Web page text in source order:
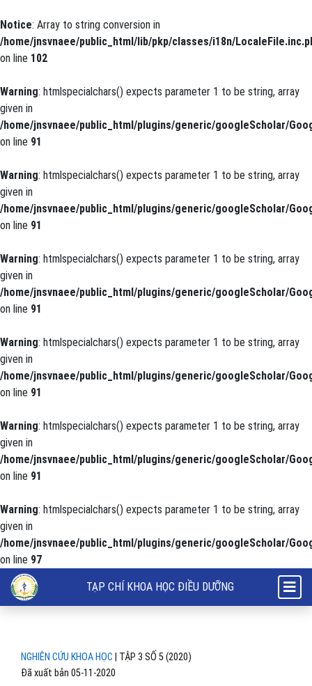
Notice: Array to string conversion in
/home/jnsvnaee/public_html/lib/pkp/classes/i18n/
on line 102
Warning: htmlspecialchars() expects parameter 1 to be string, array
given in
/home/jnsvnaee/public_html/plugins/generic/googleScholar/
on line 91
Warning: htmlspecialchars() expects parameter 1 to be string, array
given in
/home/jnsvnaee/public_html/plugins/generic/googleScholar/
on line 91
Warning: htmlspecialchars() expects parameter 1 to be string, array
given in
/home/jnsvnaee/public_html/plugins/generic/googleScholar/
on line 91
Warning: htmlspecialchars() expects parameter 1 to be string, array
given in
/home/jnsvnaee/public_html/plugins/generic/googleScholar/
on line 91
Warning: htmlspecialchars() expects parameter 1 to be string, array
given in
/home/jnsvnaee/public_html/plugins/generic/googleScholar/
on line 91
Warning: htmlspecialchars() expects parameter 1 to be string, array
given in
/home/jnsvnaee/public_html/plugins/generic/googleScholar/
on line 97
Kiến thức về tình trạng sốt ở trẻ em của các bà mẹ có con dưới 5
TẠP CHÍ KHOA HỌC ĐIỀU DƯỠNG
NGHIÊN CỨU KHOA HỌC TẬP 3 SỐ 5 (2020)
Đã xuất bản 05-11-2020